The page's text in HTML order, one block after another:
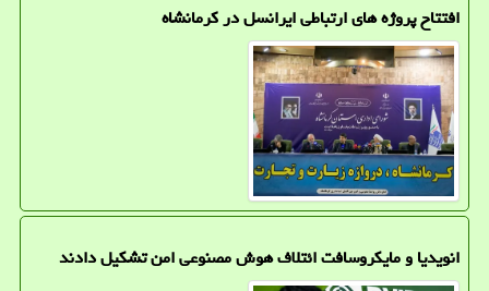
افتتاح پروژه های ارتباطی ایرانسل در کرمانشاه
انویدیا و مایکروسافت ائتلاف هوش مصنوعی امن تشکیل دادند